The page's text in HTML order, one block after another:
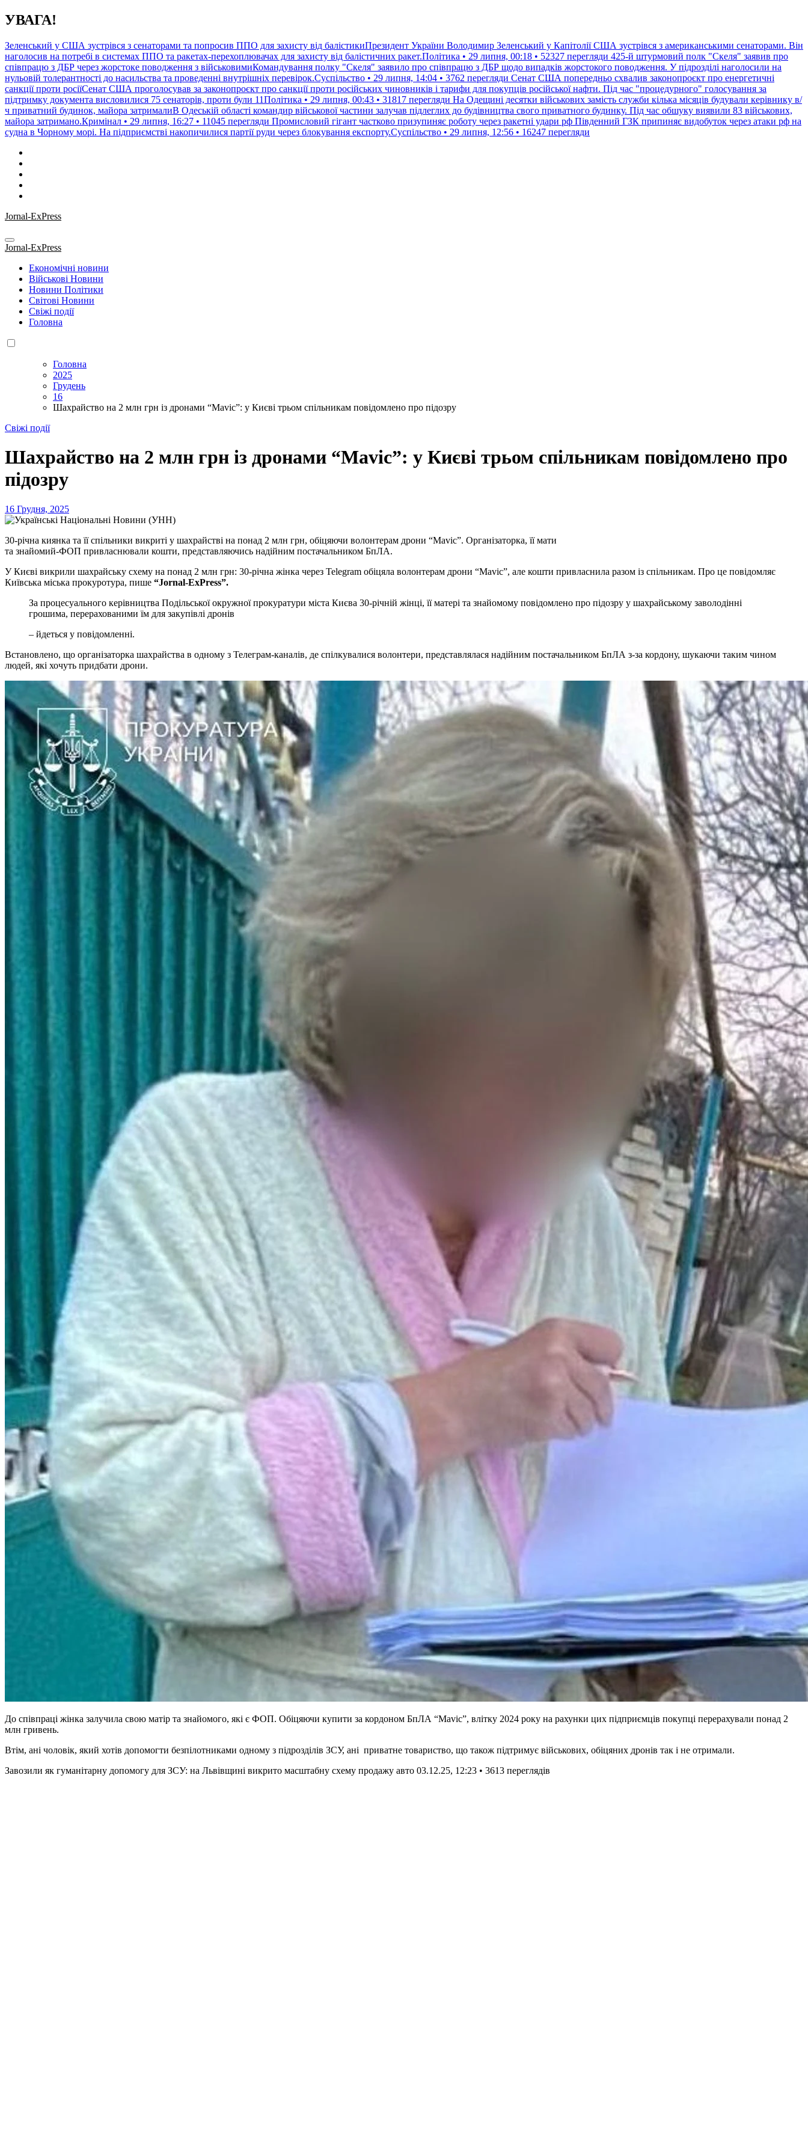
Перейти
до
УВАГА!
Зеленський у США зустрівся з сенаторами та попросив ППО для захисту від балістикиПрезидент України Володимир Зеленський у Капітолії США зустрівся з американськими сенаторами. Він
наголосив на потребі в системах ППО та ракетах-перехоплювачах для захисту від балістичних ракет.Політика • 29 липня, 00:18 • 52327 перегляди 425-й штурмовий полк "Скеля" заявив про
співпрацю з ДБР через жорстоке поводження з військовимиКомандування полку "Скеля" заявило про співпрацю з ДБР щодо випадків жорстокого поводження. У підрозділі наголосили на
нульовій толерантності до насильства та проведенні внутрішніх перевірок.Суспільство • 29 липня, 14:04 • 3762 перегляди Сенат США попередньо схвалив законопроєкт про енергетичні
санкції проти росіїСенат США проголосував за законопроєкт про санкції проти російських чиновників і тарифи для покупців російської нафти. Під час "процедурного" голосування за
підтримку документа висловилися 75 сенаторів, проти були 11Політика • 29 липня, 00:43 • 31817 перегляди На Одещині десятки військових замість служби кілька місяців будували керівнику в/
ч приватний будинок, майора затрималиВ Одеській області командир військової частини залучав підлеглих до будівництва свого приватного будинку. Під час обшуку виявили 83 військових,
майора затримано.Кримінал • 29 липня, 16:27 • 11045 перегляди Промисловий гігант частково призупиняє роботу через ракетні удари рф Південний ГЗК припиняє видобуток через атаки рф на
судна в Чорному морі. На підприємстві накопичилися партії руди через блокування експорту.Суспільство • 29 липня, 12:56 • 16247 перегляди
Jornal-ExPress
Jornal-ExPress
Економічні новини
Військові Новини
Новини Політики
Світові Новини
Свіжі події
Головна
Головна
2025
Грудень
16
Шахрайство на 2 млн грн із дронами “Mavic”: у Києві трьом спільникам повідомлено про підозру
Свіжі події
Шахрайство на 2 млн грн із дронами “Mavic”: у Києві трьом спільникам повідомлено про
підозру
16 Грудня, 2025
30-річна киянка та її спільники викриті у шахрайстві на понад 2 млн грн, обіцяючи волонтерам дрони “Mavic”. Організаторка, її мати
та знайомий-ФОП привласнювали кошти, представляючись надійним постачальником БпЛА.
У Києві викрили шахрайську схему на понад 2 млн грн: 30-річна жінка через Telegram обіцяла волонтерам дрони “Mavic”, але кошти привласнила разом із спільникам. Про це повідомляє
Київська міська прокуротура, пише “Jornal-ExPress”.
За процесуального керівництва Подільської окружної прокуратури міста Києва 30-річній жінці, її матері та знайомому повідомлено про підозру у шахрайському заволодінні
грошима, перерахованими їм для закупівлі дронів
– йдеться у повідомленні.
Встановлено, що організаторка шахрайства в одному з Телеграм-каналів, де спілкувалися волонтери, представлялася надійним постачальником БпЛА з-за кордону, шукаючи таким чином
людей, які хочуть придбати дрони.
До співпраці жінка залучила свою матір та знайомого, які є ФОП. Обіцяючи купити за кордоном БпЛА “Mavic”, влітку 2024 року на рахунки цих підприємців покупці перерахували понад 2
млн гривень.
Втім, ані чоловік, який хотів допомогти безпілотниками одному з підрозділів ЗСУ, ані приватне товариство, що також підтримує військових, обіцяних дронів так і не отримали.
Завозили як гуманітарну допомогу для ЗСУ: на Львівщині викрито масштабну схему продажу авто 03.12.25, 12:23 • 3613 переглядiв